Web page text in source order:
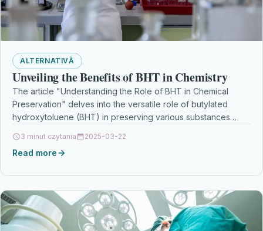
ALTERNATIVĂ
Unveiling the Benefits of BHT in Chemistry
The article "Understanding the Role of BHT in Chemical
Preservation" delves into the versatile role of butylated
hydroxytoluene (BHT) in preserving various substances
3 minut czytania 2025-03-22
Read more